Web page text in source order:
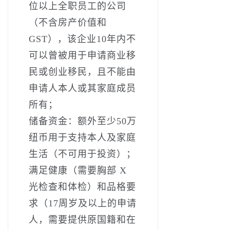
位以上全职员工的公司
（不含房产价值和
GST），该企业10年内不
可以曾被用于申请商业移
民或创业移民，且不能由
申请人本人或其家庭成员
所有；
储备资金：额外至少50万
纽币用于支持本人及家庭
生活（不可用于投资）；
满足健康（需要胸部 X
光检查和体检）和品格要
求（17周岁及以上的申请
人，需要提供原国籍和在